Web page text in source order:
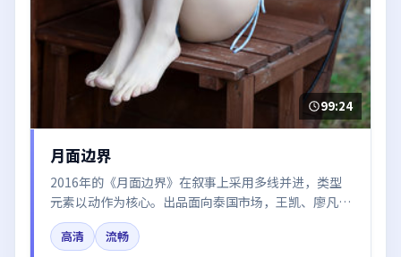
99:24
月面边界
2016年的《月面边界》在叙事上采用多线并进，类型
元素以动作为核心。出品面向泰国市场，王凯、廖凡、
秦海璐、段奕宏所饰角色推动关键反转，结尾留白引发
讨论。
高清
流畅